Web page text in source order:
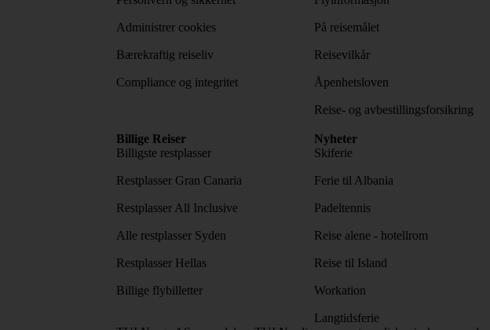
Administrer cookies
Bærekraftig reiseliv
Compliance og integritet
På reisemålet
Reisevilkår
Åpenhetsloven
Reise- og avbestillingsforsikring
Billige Reiser
Billigste restplasser
Restplasser Gran Canaria
Restplasser All Inclusive
Alle restplasser Syden
Restplasser Hellas
Billige flybilletter
Nyheter
Skiferie
Ferie til Albania
Padeltennis
Reise alene - hotellrom
Reise til Island
Workation
Langtidsferie